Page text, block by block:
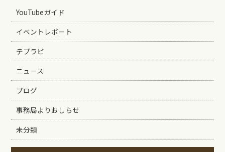
YouTubeガイド
イベントレポート
テブラビ
ニュース
ブログ
事務局よりおしらせ
未分類